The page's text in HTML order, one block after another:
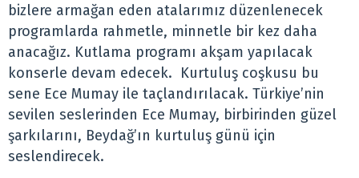
bizlere armağan eden atalarımız düzenlenecek
programlarda rahmetle, minnetle bir kez daha
anacağız. Kutlama programı akşam yapılacak
konserle devam edecek. Kurtuluş coşkusu bu
sene Ece Mumay ile taçlandırılacak. Türkiye’nin
sevilen seslerinden Ece Mumay, birbirinden güzel
şarkılarını, Beydağ’ın kurtuluş günü için
seslendirecek.